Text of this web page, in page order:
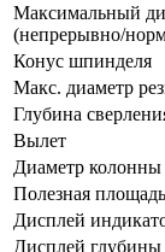
Максимальный
(непрерывно/
Конус шпинделя
Макс. диаметр
Глубина
Вылет
Диаметр колонны
Полезная
Дисплей
Дисплей глубины